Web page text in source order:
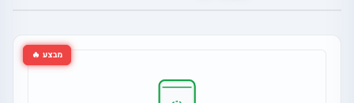
מבצע 🔥